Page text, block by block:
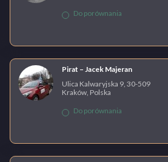
Do porównania
Pirat – Jacek Majeran
Ulica Kalwaryjska 9, 30-509
Kraków, Polska
Do porównania